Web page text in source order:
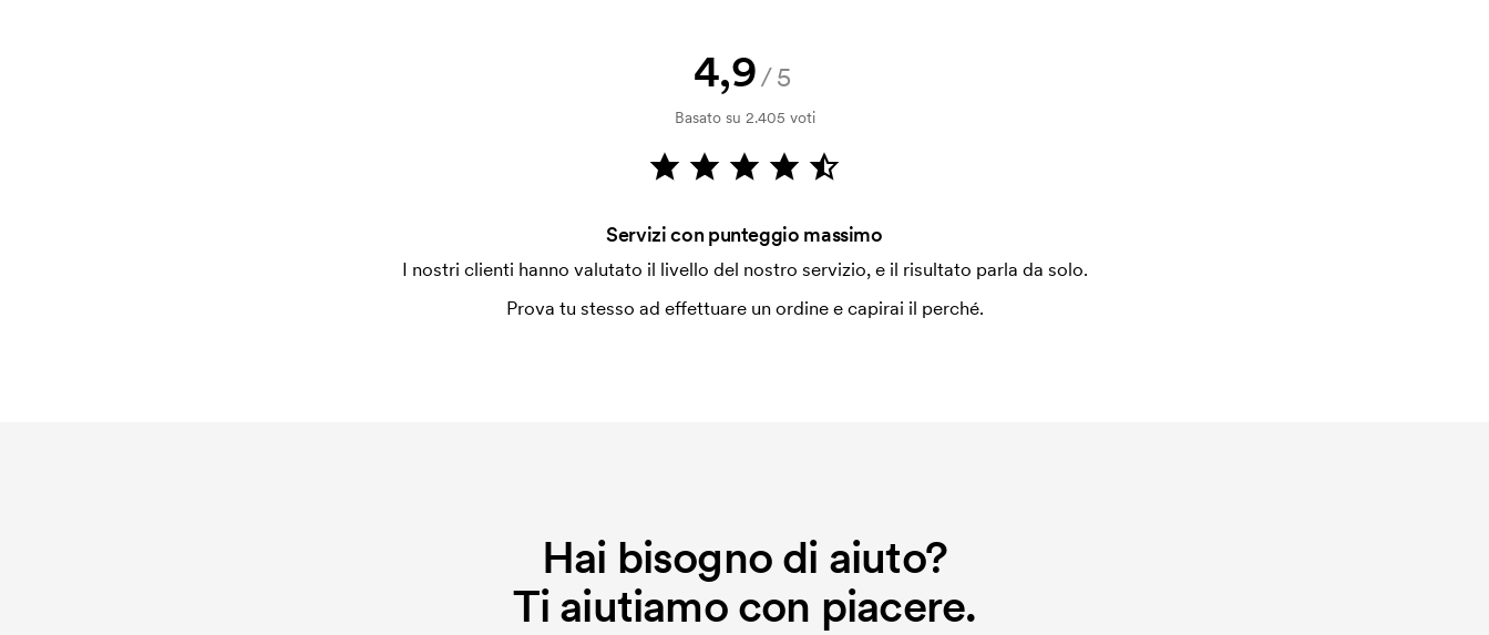
4,9/5
Basato su 2.405 voti
Servizi con punteggio massimo
I nostri clienti hanno valutato il livello del nostro servizio, e il risultato parla da solo.
Prova tu stesso ad effettuare un ordine e capirai il perché.
Hai bisogno di aiuto?
Ti aiutiamo con piacere.